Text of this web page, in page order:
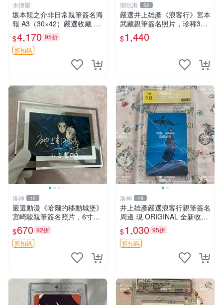
水狸屋
坂本龍之介非日常親筆簽名海
報 A3（30×42）嚴選收藏 真
實面簽國外珍藏 親筆簽名版
非日常收藏海報 坂本龍之介
A3 規格 30x42
$4,170 95折
折扣碼
潮玩港 52
嚴選井上雄彥《浪客行》宮本
武藏親筆簽名照片，珍稀3英
寸國外直帶原圖實物 浪客行
紙質 簽名 宮本武藏
$1,440
洛神 19
嚴選動漫《哈爾的移動城堡》
宮崎駿親筆簽名照片，6寸含
框珍藏版 哈爾的移動城堡 簽
名照 公仔周邊
$670 92折
折扣碼
洛神 19
井上雄彥嚴選浪客行親筆簽名
周邊 現 ORIGINAL 全新收藏
相框附卡磚 尺寸適中 浪客行
筆 記念照
$1,030 95折
折扣碼